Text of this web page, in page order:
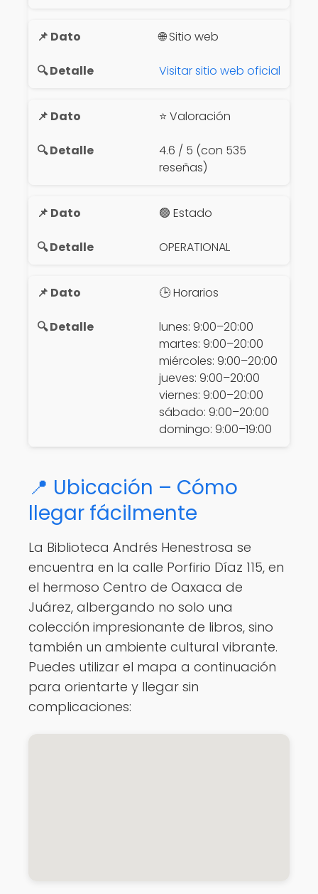
🌐 Sitio web
Visitar sitio web oficial
⭐ Valoración
4.6 / 5 (con 535
reseñas)
🟢 Estado
OPERATIONAL
🕒 Horarios
lunes: 9:00–20:00
martes: 9:00–20:00
miércoles: 9:00–20:00
jueves: 9:00–20:00
viernes: 9:00–20:00
sábado: 9:00–20:00
domingo: 9:00–19:00
📍 Ubicación – Cómo
llegar fácilmente
La Biblioteca Andrés Henestrosa se
encuentra en la calle Porfirio Díaz 115, en
el hermoso Centro de Oaxaca de
Juárez, albergando no solo una
colección impresionante de libros, sino
también un ambiente cultural vibrante.
Puedes utilizar el mapa a continuación
para orientarte y llegar sin
complicaciones: